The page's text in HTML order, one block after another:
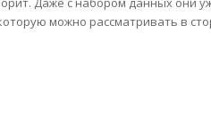
можно рассматривать в